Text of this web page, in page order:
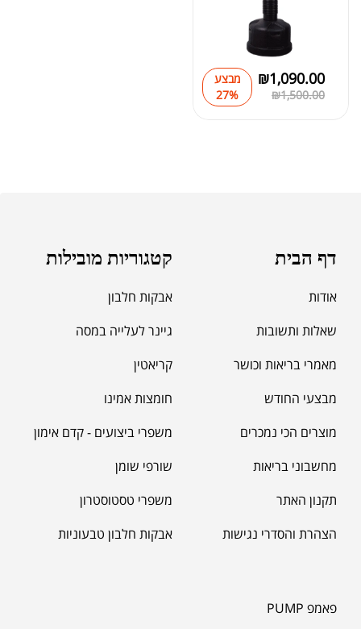
₪1,500.00
₪1,090.00
מבצע
27%
דף הבית
אודות
שאלות ותשובות
מאמרי בריאות וכושר
מבצעי החודש
מוצרים הכי נמכרים
מחשבוני בריאות
תקנון האתר
הצהרת והסדרי נגישות
קטגוריות מובילות
אבקות חלבון
גיינר לעלייה במסה
קריאטין
חומצות אמינו
משפרי ביצועים - קדם אימון
שורפי שומן
משפרי טסטוסטרון
אבקות חלבון טבעוניות
פאמפ PUMP